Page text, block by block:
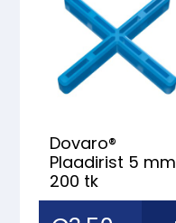
Dovaro®
Plaadirist 5 mm
200 tk